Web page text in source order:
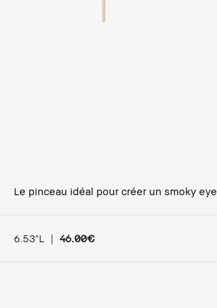
Le pinceau idéal pour créer un smoky eye
6.53"L | 46.00€